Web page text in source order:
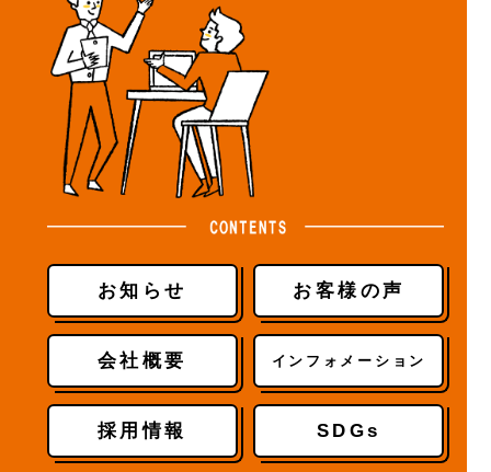
お知らせ お客様の声
会社概要 インフォメーション
採用情報 SDGs